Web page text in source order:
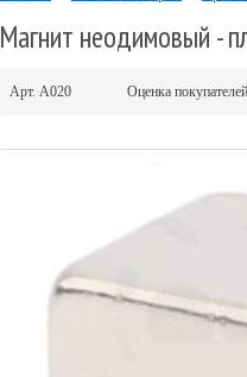
Магнит неодимовый -
Арт. А020 Оценка покупателей